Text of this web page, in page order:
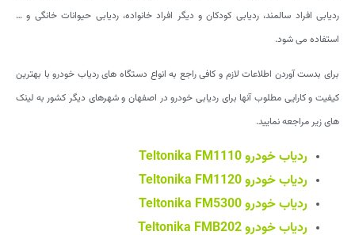
ردیابی افراد سالمند، ردیابی کودکان و دیگر افراد خانواده، ردیابی حیوانات خانگی و …
استفاده می شود.
برای بدست آوردن اطلاعات لازم و کافی راجع به انواع دستگاه های ردیاب خودرو با بهترین
کیفیت و کارایی مطلوب آنها برای ردیابی خودرو در اصفهان و شهرهای دیگر کشور به لینک
های زیر مراجعه نمایید.
ردیابخودروTeltonika FM1110
ردیاب خودروTeltonika FM1120
ردیاب خودروTeltonika FM5300
ردیاب خودروTeltonika FMB202